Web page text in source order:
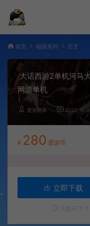
首页 端游系列 正文
大话西游2单机河马
网游单机
爱游网单 2022-10-
¥ 280 爱游币
立即下载